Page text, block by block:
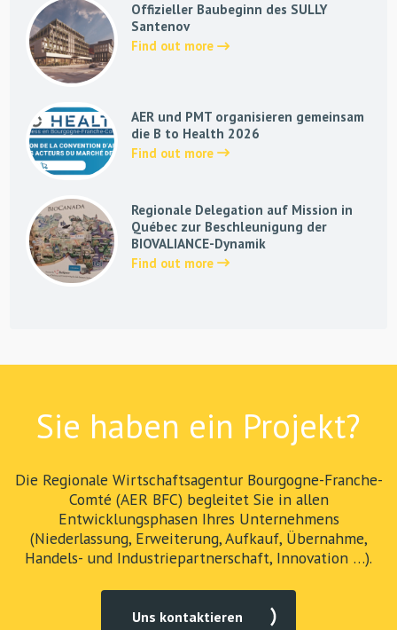
Offizieller Baubeginn des SULLY
Santenov
Find out more
AER und PMT organisieren gemeinsam
die B to Health 2026
Find out more
Regionale Delegation auf Mission in
Québec zur Beschleunigung der
BIOVALIANCE-Dynamik
Find out more
Sie haben ein Projekt?
Die Regionale Wirtschaftsagentur Bourgogne-Franche-
Comté (AER BFC) begleitet Sie in allen
Entwicklungsphasen Ihres Unternehmens
(Niederlassung, Erweiterung, Aufkauf, Übernahme,
Handels- und Industriepartnerschaft, Innovation …).
Uns kontaktieren